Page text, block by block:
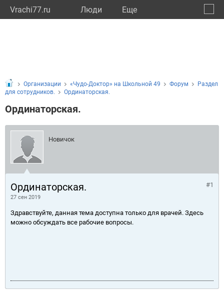
Vrachi77.ru Люди Eще
Организации «Чудо-Доктор» на Школьной 49 Форум
Раздел
для сотрудников.
Ординаторская.
Ординаторская.
Новичок
Ординаторская.
27 сен 2019
#1
Здравствуйте, данная тема доступна только для врачей. Здесь
можно обсуждать все рабочие вопросы.